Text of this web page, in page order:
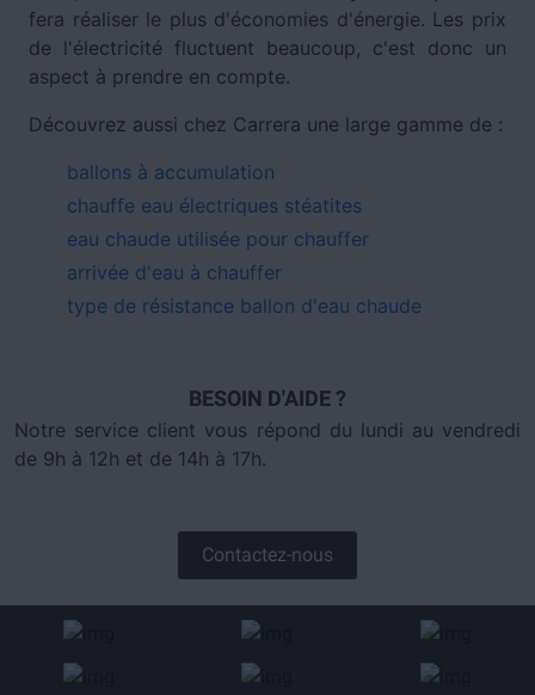
fera réaliser le plus d'économies d'énergie. Les prix
de l'électricité fluctuent beaucoup, c'est donc un
aspect à prendre en compte.
Découvrez aussi chez Carrera une large gamme de :
ballons à accumulation
chauffe eau électriques stéatites
eau chaude utilisée pour chauffer
arrivée d'eau à chauffer
type de résistance ballon d'eau chaude
BESOIN D'AIDE ?
Notre service client vous répond du lundi au vendredi
de 9h à 12h et de 14h à 17h.
Contactez-nous